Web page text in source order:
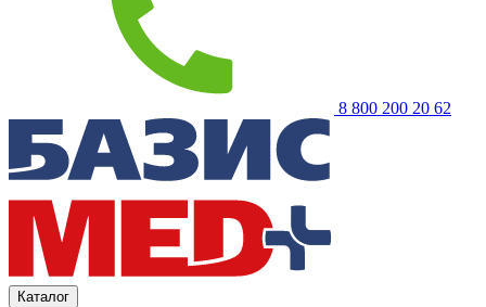
8 800 200 20 62
Каталог